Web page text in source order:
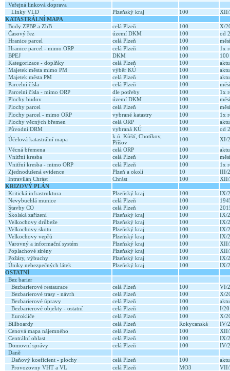
Veřejná linková doprava
Linky VLD
Plzeňský kraj 100
KATASTRÁLNÍ MAPA
Body ZPBP a ZhB
celá Plzeň 100
X/
Časový řez
území DKM 100
od
Hranice parcel
celá Plzeň 100
Hranice parcel - mimo ORP
celá Plzeň 100
1x
BPEJ
DKM 100
100
Kategorizace - doplňky
celá Plzeň 100
Majetek města mimo PM
výběr KÚ 100
Majetek města PM
celá Plzeň 100
Parcelní čísla
celá Plzeň 100
Parcelní čísla - mimo ORP
dle potřeby 100
1x
Plochy budov
území DKM 100
Plochy parcel
celá Plzeň 100
Plochy parcel - mimo ORP
vybrané katastry 100
1x
Plochy věcných břemen
celá ORP 100
Původní DRM
vybraná KÚ 100
od
Účelová katastrální mapa
k.ú. Kůští, Chotíkov,
Příšov
100
XI/
Věcná břemena
celá ORP 100
Vnitřní kresba
celá Plzeň 100
Vnitřní kresba - mimo ORP
celá Plzeň 100
1x
Zjednodušená evidence
Plzeň a okolí 10
III/
Intravilán Chrást
Chrást 100
KRIZOVÝ PLÁN
Kritická infrastruktura
Plzeňský kraj 100
IX/
Nevybuchlá munice
celá Plzeň 100
Stavby CO
celá Plzeň 100
Školská zařízení
Plzeňský kraj 100
IX/
Velkochovy drůbeže
Plzeňský kraj 100
IX/
Velkochovy skotu
Plzeňský kraj 100
IX/
Velkochovy vepřů
Plzeňský kraj 100
IX/
Varovný a informační systém
Plzeňský kraj 100
Poplachové sirény
Plzeňský kraj 100
Požáry, výbuchy
Plzeňský kraj 100
IX/
Úniky nebezpečných látek
Plzeňský kraj 100
IX/
OSTATNÍ
Bez barier
Bezbarierové restaurace
celá Plzeň 100
VI/
Bezbarierové trasy - návrh
celá Plzeň 100
X/
Bezbarierové úpravy
celá Plzeň 100
Bezbarierové objekty - ostatní
celá Plzeň 100
I/
Euroklíče
celá Plzeň 100
X/
Billboardy
celá Plzeň Rokycanská
IV/
Cenová mapa nájemného
celá Plzeň 100
Centrální oblast
celá Plzeň 100
IX/
Domovní správy
celá Plzeň 100
IV/
Daně
Daňový koeficient - plochy
celá Plzeň 100
Provozovny VHT a VL
celá Plzeň MO3